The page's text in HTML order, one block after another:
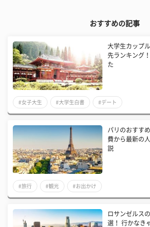
おすすめの記事
大学生カップ
先ランキング
た
#女子大生 #大学生白書 #デート
パリのおすす
費から最新の
説
#旅行 #観光 #お出かけ
ロサンゼルス
選！ 行かなき